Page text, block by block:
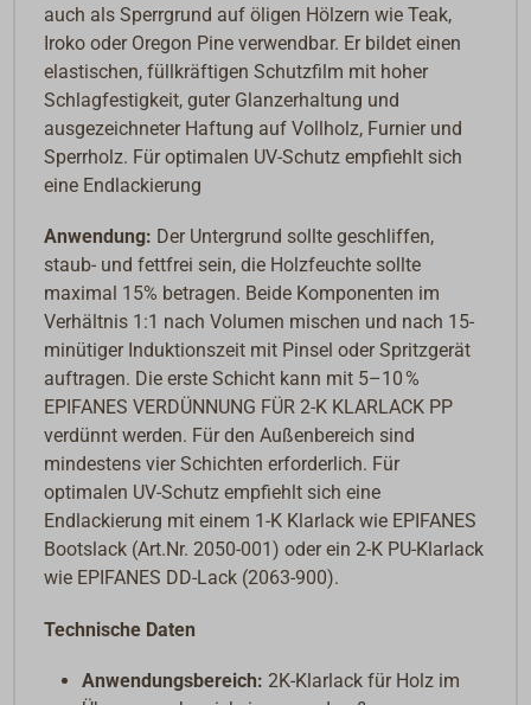
auch als Sperrgrund auf öligen Hölzern wie Teak,
Iroko oder Oregon Pine verwendbar. Er bildet einen
elastischen, füllkräftigen Schutzfilm mit hoher
Schlagfestigkeit, guter Glanzerhaltung und
ausgezeichneter Haftung auf Vollholz, Furnier und
Sperrholz. Für optimalen UV-Schutz empfiehlt sich
eine Endlackierung
Anwendung: Der Untergrund sollte geschliffen,
staub- und fettfrei sein, die Holzfeuchte sollte
maximal 15% betragen. Beide Komponenten im
Verhältnis 1:1 nach Volumen mischen und nach 15-
minütiger Induktionszeit mit Pinsel oder Spritzgerät
auftragen. Die erste Schicht kann mit 5–10 %
EPIFANES VERDÜNNUNG FÜR 2-K KLARLACK PP
verdünnt werden. Für den Außenbereich sind
mindestens vier Schichten erforderlich. Für
optimalen UV-Schutz empfiehlt sich eine
Endlackierung mit einem 1-K Klarlack wie EPIFANES
Bootslack (Art.Nr. 2050-001) oder ein 2-K PU-Klarlack
wie EPIFANES DD-Lack (2063-900).
Technische Daten
Anwendungsbereich: 2K-Klarlack für Holz im